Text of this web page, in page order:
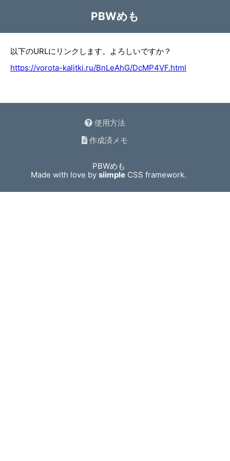
PBWめも
以下のURLにリンクします。よろしいですか？
https://vorota-kalitki.ru/BnLeAhG/DcMP4VF.html
使用方法
作成済メモ
PBWめも
Made with love bysiimple CSS framework.